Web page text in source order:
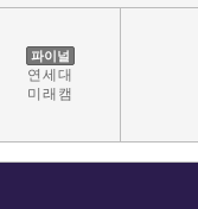
파이널
연세대
미래캠